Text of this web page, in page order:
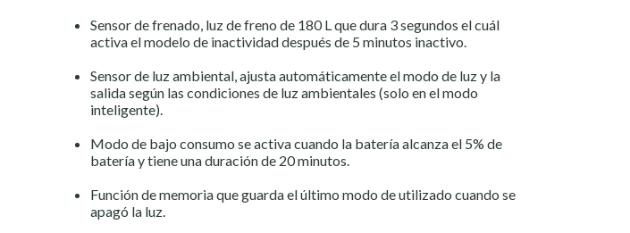
Sensor de frenado, luz de freno de 180 L que dura 3 segundos el cuál
activa el modelo de inactividad después de 5 minutos inactivo.
Sensor de luz ambiental, ajusta automáticamente el modo de luz y la
salida según las condiciones de luz ambientales (solo en el modo
inteligente).
Modo de bajo consumo se activa cuando la batería alcanza el 5% de
batería y tiene una duración de 20 minutos.
Función de memoria que guarda el último modo de utilizado cuando se
apagó la luz.